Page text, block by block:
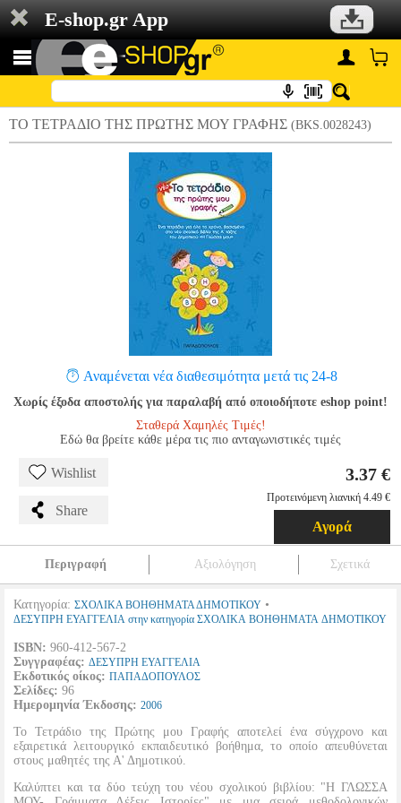
E-shop.gr App
ΤΟ ΤΕΤΡΑΔΙΟ ΤΗΣ ΠΡΩΤΗΣ ΜΟΥ ΓΡΑΦΗΣ (BKS.0028243)
Αναμένεται νέα διαθεσιμότητα μετά τις 24-8
Χωρίς έξοδα αποστολής για παραλαβή από οποιοδήποτε eshop point!
Σταθερά Χαμηλές Τιμές!
Εδώ θα βρείτε κάθε μέρα τις πιο ανταγωνιστικές τιμές
Wishlist
Share
3.37 €
Προτεινόμενη λιανική 4.49 €
Αγορά
Περιγραφή Αξιολόγηση Σχετικά
Κατηγορία: ΣΧΟΛΙΚΑ ΒΟΗΘΗΜΑΤΑ ΔΗΜΟΤΙΚΟΥ •
ΔΕΣΥΠΡΗ ΕΥΑΓΓΕΛΙΑ στην κατηγορία ΣΧΟΛΙΚΑ ΒΟΗΘΗΜΑΤΑ ΔΗΜΟΤΙΚΟΥ
ISBN: 960-412-567-2
Συγγραφέας: ΔΕΣΥΠΡΗ ΕΥΑΓΓΕΛΙΑ
Εκδοτικός οίκος: ΠΑΠΑΔΟΠΟΥΛΟΣ
Σελίδες: 96
Ημερομηνία Έκδοσης: 2006
Το Τετράδιο της Πρώτης μου Γραφής αποτελεί ένα σύγχρονο και
εξαιρετικά λειτουργικό εκπαιδευτικό βοήθημα, το οποίο απευθύνεται
στους μαθητές της Α' Δημοτικού.
Καλύπτει και τα δύο τεύχη του νέου σχολικού βιβλίου: "Η ΓΛΩΣΣΑ